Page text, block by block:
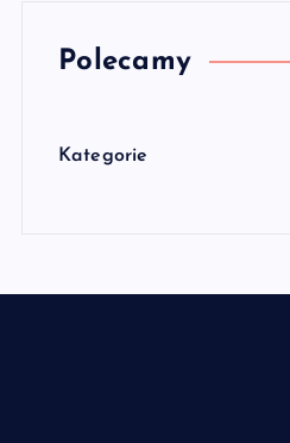
Polecamy
Kategorie